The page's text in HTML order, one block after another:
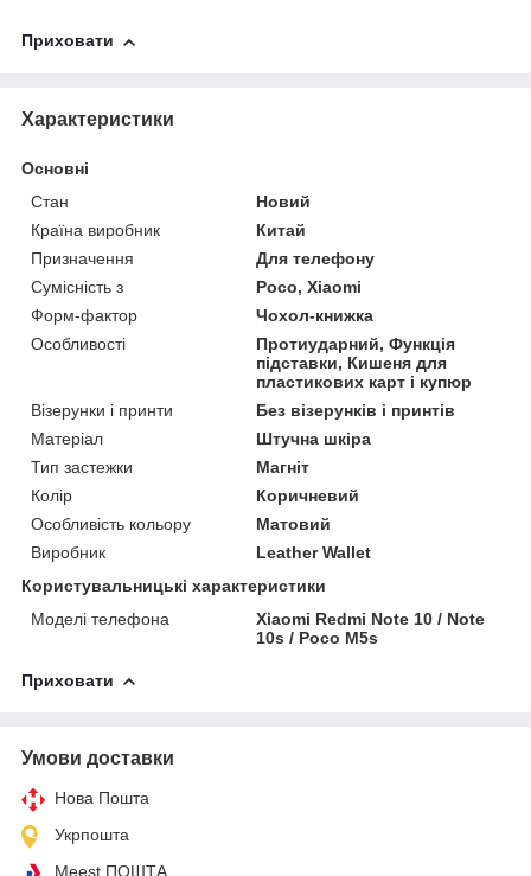
Приховати
Характеристики
Основні
Стан
Новий
Країна виробник
Китай
Призначення
Для телефону
Сумісність з
Poco, Xiaomi
Форм-фактор
Чохол-книжка
Особливості
Протиударний, Функція
підставки, Кишеня для
пластикових карт і купюр
Візерунки і принти
Без візерунків і принтів
Матеріал
Штучна шкіра
Тип застежки
Магніт
Колір
Коричневий
Особливість кольору
Матовий
Виробник
Leather Wallet
Користувальницькі характеристики
Моделі телефона
Xiaomi Redmi Note 10 / Note
10s / Poco M5s
Приховати
Умови доставки
Нова Пошта
Укрпошта
Meest ПОШТА